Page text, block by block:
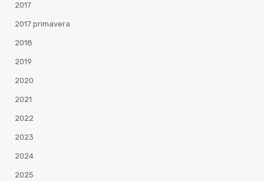
2017
2017 primavera
2018
2019
2020
2021
2022
2023
2024
2025